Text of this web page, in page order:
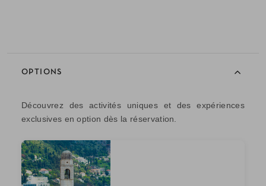
OPTIONS
Découvrez des activités uniques et des expériences
exclusives en option dès la réservation.